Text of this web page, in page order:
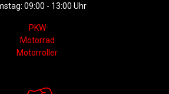
09:00 - 13:00 Uhr
PKW
Motorrad
Motorroller